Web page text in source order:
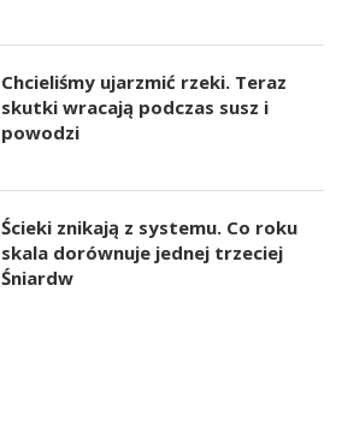
Chcieliśmy ujarzmić rzeki. Teraz
skutki wracają podczas susz i
powodzi
Ścieki znikają z systemu. Co roku
skala dorównuje jednej trzeciej
Śniardw